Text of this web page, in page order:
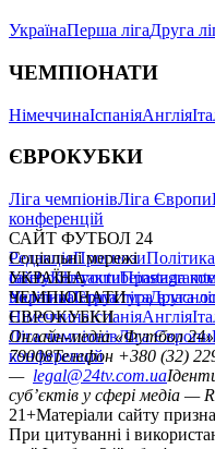
УкраїнаПерша лігаДруга
ЧЕМПІОНАТИ
НімеччинаІспаніяАнглія
ЄВРОКУБКИ
Ліга чемпіонівЛіга Європи
конференцій
САЙТ ФУТБОЛ 24
РедакціяПрогнози
сайтуКонтактиПравила
політикаСтруктура
Соціальні мережі
facebookxyoutubeinstagram
УКРАЇНА
УкраїнаПерша лігаДруга
ЧЕМПІОНАТИ
НімеччинаІспаніяАнглія
ЄВРОКУБКИ
Ліга чемпіонівЛіга Європи
конференцій
Онлайн-медіа «Футбол 24»
79008Телефон +380 (32)
— legal@24tv.com.ua
суб’єктів у сфері медіа —
21+Матеріали сайту
При цитуванні і